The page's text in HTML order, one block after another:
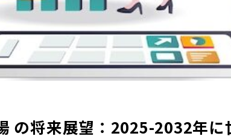
の将来展望：2025-2032年に